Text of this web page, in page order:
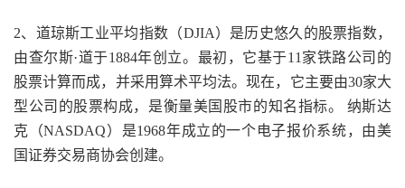
2、道琼斯工业平均指数（DJIA）是历史悠久的股票指数，
由查尔斯·道于1884年创立。最初，它基于11家铁路公司的
股票计算而成，并采用算术平均法。现在，它主要由30家大
型公司的股票构成，是衡量美国股市的知名指标。 纳斯达
克（NASDAQ）是1968年成立的一个电子报价系统，由美
国证券交易商协会创建。